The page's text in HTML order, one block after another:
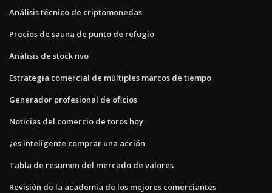
Análisis técnico de criptomonedas
Precios de sauna de punto de refugio
Análisis de stock nvo
Estrategia comercial de múltiples marcos de tiempo
Generador profesional de oficios
Noticias del comercio de toros hoy
¿es inteligente comprar una acción
Tabla de resumen del mercado de valores
Revisión de la academia de los mejores comerciantes